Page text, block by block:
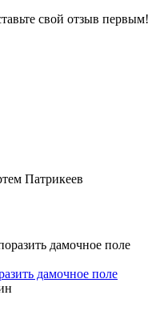
свой отзыв первым!
Патрикеев
дамочное поле